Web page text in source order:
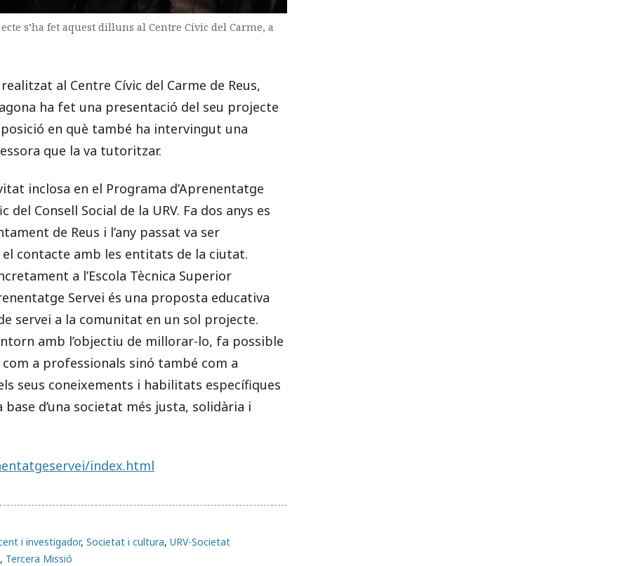
s’ha fet aquest dilluns al Centre Cívic del Carme, a
al Centre Cívic del Carme de Reus,
ha fet una presentació del seu projecte
en què també ha intervingut una
que la va tutoritzar.
inclosa en el Programa d’Aprenentatge
Consell Social de la URV. Fa dos anys es
de Reus i l’any passat va ser
contacte amb les entitats de la ciutat.
a l’Escola Tècnica Superior
Servei és una proposta educativa
servei a la comunitat en un sol projecte.
amb l’objectiu de millorar-lo, fa possible
a professionals sinó també com a
seus coneixements i habilitats específiques
d’una societat més justa, solidària i
index.html
i investigador, Societat i cultura, URV-Societat
, Tercera Missió